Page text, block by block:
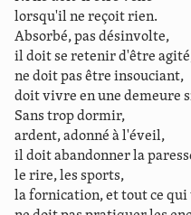
lorsqu'il ne reçoit rien.
Absorbé, pas désinvolte,
il doit se retenir d'être
ne doit pas être insouciant,
doit vivre en une demeure
Sans trop dormir,
ardent, adonné à l'éveil,
il doit abandonner la
le rire, les sports,
la fornication, et tout ce qui